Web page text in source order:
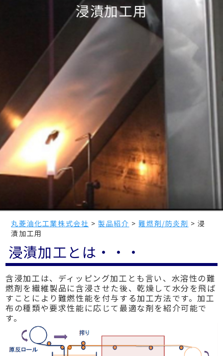
浸漬加工用
丸菱油化工業株式会社 >製品紹介 >難燃剤/防炎剤 >浸
漬加工用
浸漬加工とは・・・
含浸加工は、ディッピング加工とも言い、水溶性の難
燃剤を繊維製品に含浸させた後、乾燥して水分を飛ば
すことにより難燃性能を付与する加工方法です。加工
布の種類や要求性能に応じて最適な剤を紹介可能で
す。